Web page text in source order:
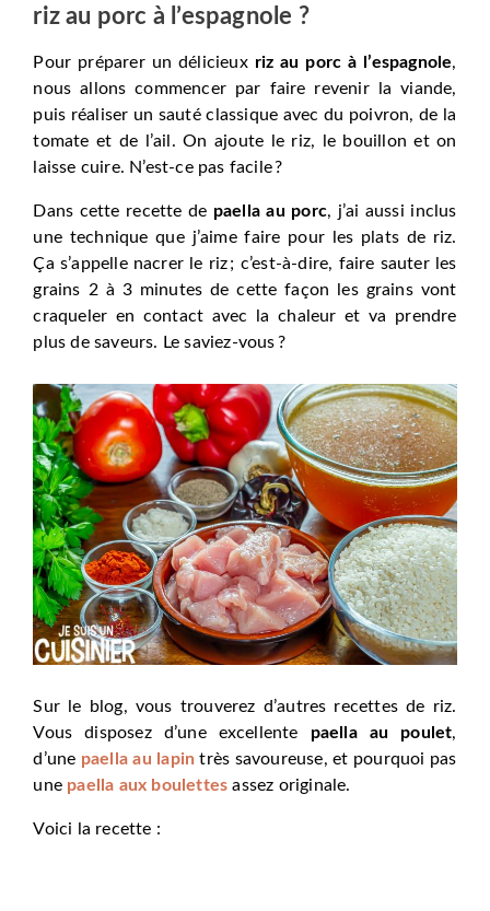
riz au porc à l’espagnole ?
Pour préparer un délicieux riz au porc à l’espagnole,
nous allons commencer par faire revenir la viande,
puis réaliser un sauté classique avec du poivron, de la
tomate et de l’ail. On ajoute le riz, le bouillon et on
laisse cuire. N’est-ce pas facile ?
Dans cette recette de paella au porc, j’ai aussi inclus
une technique que j’aime faire pour les plats de riz.
Ça s’appelle nacrer le riz ; c’est-à-dire, faire sauter les
grains 2 à 3 minutes de cette façon les grains vont
craqueler en contact avec la chaleur et va prendre
plus de saveurs. Le saviez-vous ?
Sur le blog, vous trouverez d’autres recettes de riz.
Vous disposez d’une excellente paella au poulet,
d’une paella au lapin très savoureuse, et pourquoi pas
une paella aux boulettes assez originale.
Voici la recette :